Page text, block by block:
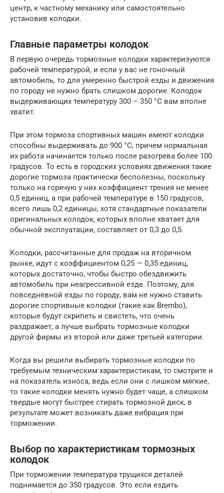
центр, к частному механику или самостоятельно
установив колодки.
Главные параметры колодок
В первую очередь тормозные колодки характеризуются
рабочей температурой, и если у вас не гоночный
автомобиль, то для умеренно быстрой езды и движения
по городу не нужно брать слишком дорогие. Колодок
выдерживающих температуру 300 – 350 °C вам вполне
хватит.
При этом тормоза спортивных машин имеют колодки
способны выдерживать до 900 °C, причем нормальная
их работа начинается только после разогрева более 100
градусов. То есть в городских условиях движения такие
дорогие тормоза практически бесполезны, поскольку
только на горячую у них коэффициент трения не менее
0,5 единиц, а при рабочей температуре в 150 градусов,
всего лишь 0,2 единицы, хотя стандартные показатели
оригинальных колодок, которых вполне хватает для
обычной эксплуатации, составляет от 0,3 до 0,5.
Колодки, рассчитанные для продаж на вторичном
рынке, идут с коэффициентом 0,25 — 0,35 единиц,
которых достаточно, чтобы быстро обездвижить
автомобиль при неагрессивной езде. Поэтому, для
повседневной езды по городу, вам не нужно ставить
дорогие спортивные колодки (такие как Brembo),
которые будут скрипеть и свистеть, что очень
раздражает, а лучше выбрать тормозные колодки
другой фирмы из второй или даже третьей категории.
Когда вы решили выбирать тормозные колодки по
требуемым техническим характеристикам, то смотрите и
на показатель износа, ведь если они с лишком мягкие,
то такие колодки менять нужно будет чаще, а слишком
твердые могут быстрее стирать тормозной диск, в
результате может возникать даже вибрация при
торможении.
Выбор по характеристикам тормозных
колодок
При торможении температура трущихся деталей
поднимается до 350 градусов. Это если ездить